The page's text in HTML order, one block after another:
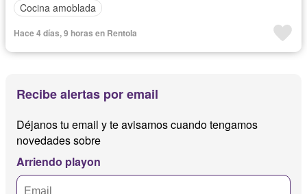
Cocina amoblada
Hace 4 días, 9 horas en Rentola
Recibe alertas por email
Déjanos tu email y te avisamos cuando tengamos
novedades sobre
Arriendo playon